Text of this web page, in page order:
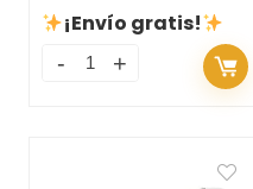
¡Envío gratis!